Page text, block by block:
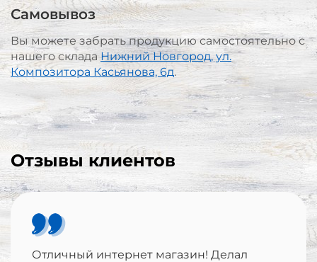
Самовывоз
Вы можете забрать продукцию самостоятельно с
нашего склада Нижний Новгород, ул.
Композитора Касьянова, 6д.
Отзывы клиентов
Отличный интернет магазин! Делал